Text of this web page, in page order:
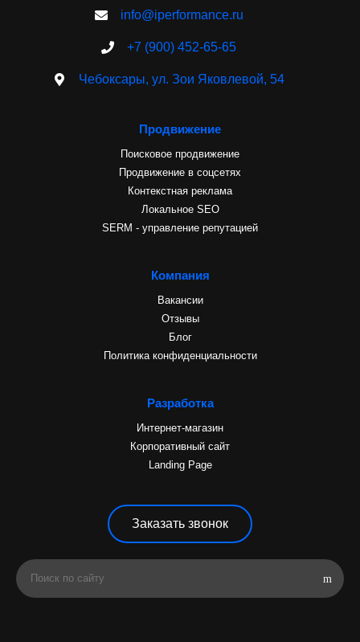
info@iperformance.ru
+7 (900) 452-65-65
Чебоксары, ул. Зои Яковлевой, 54
Продвижение
Поисковое продвижение
Продвижение в соцсетях
Контекстная реклама
Локальное SEO
SERM - управление репутацией
Компания
Вакансии
Отзывы
Блог
Политика конфиденциальности
Разработка
Интернет-магазин
Корпоративный сайт
Landing Page
Заказать звонок